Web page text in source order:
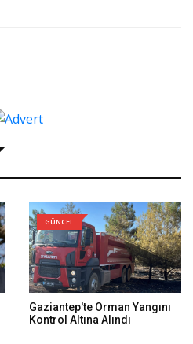
GÜNCEL
Gaziantep'te Orman Yangını
Kontrol Altına Alındı